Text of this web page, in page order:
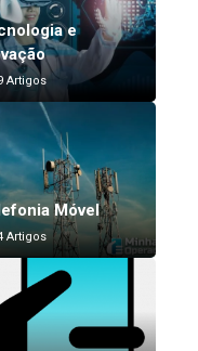
e
Artigos
Móvel
Artigos